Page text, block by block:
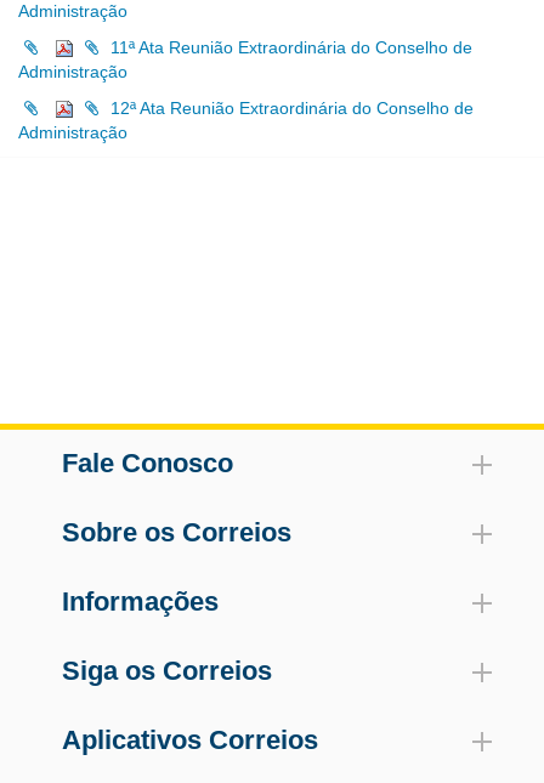
Administração
11ª Ata Reunião Extraordinária do Conselho de
Administração
12ª Ata Reunião Extraordinária do Conselho de
Administração
Fale Conosco
Sobre os Correios
Informações
Siga os Correios
Aplicativos Correios